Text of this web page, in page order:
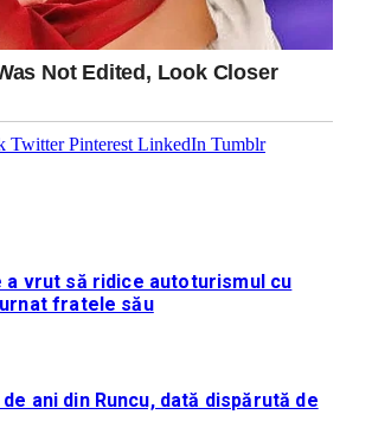
Twitter Pinterest LinkedIn Tumblr
a vrut să ridice autoturismul cu
fratele său
ani din Runcu, dată dispărută de